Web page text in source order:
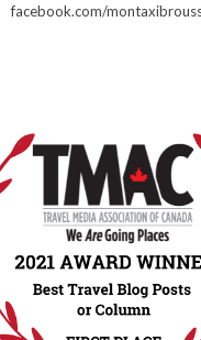
facebook.com/